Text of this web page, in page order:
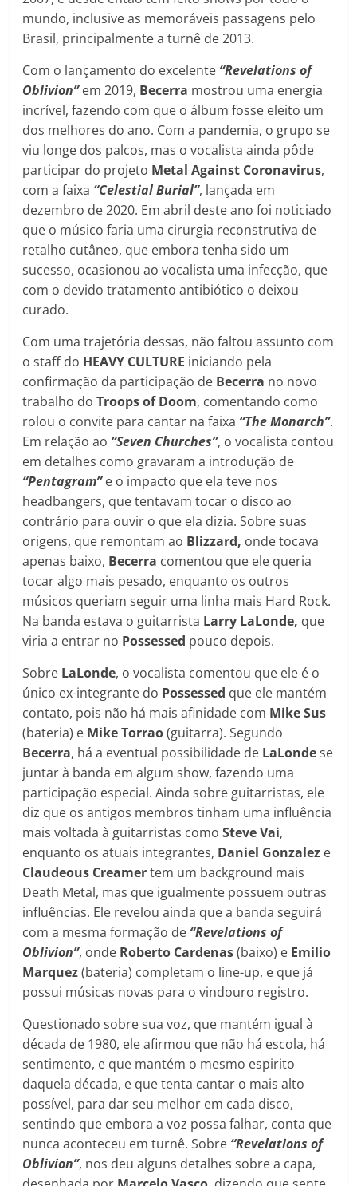
mundo, inclusive as memoráveis passagens pelo
Brasil, principalmente a turnê de 2013.
Com o lançamento do excelente “Revelations of
Oblivion”em 2019, Becerra mostrou uma energia
incrível, fazendo com que o álbum fosse eleito um
dos melhores do ano. Com a pandemia, o grupo se
viu longe dos palcos, mas o vocalista ainda pôde
participar do projeto Metal Against Coronavirus,
com a faixa “Celestial Burial”, lançada em
dezembro de 2020. Em abril deste ano foi noticiado
que o músico faria uma cirurgia reconstrutiva de
retalho cutâneo, que embora tenha sido um
sucesso, ocasionou ao vocalista uma infecção, que
com o devido tratamento antibiótico o deixou
curado.
Com uma trajetória dessas, não faltou assunto com
o staff do HEAVY CULTURE iniciando pela
confirmação da participação de Becerra no novo
trabalho doTroops of Doom, comentando como
rolou o convite para cantar na faixa “The Monarch”.
Em relação ao “Seven Churches”, o vocalista contou
em detalhes como gravaram a introdução de
“Pentagram”e o impacto que ela teve nos
headbangers, que tentavam tocar o disco ao
contrário para ouvir o que ela dizia. Sobre suas
origens, que remontam ao Blizzard, onde tocava
apenas baixo, Becerra comentou que ele queria
tocar algo mais pesado, enquanto os outros
músicos queriam seguir uma linha mais Hard Rock.
Na banda estava o guitarrista Larry LaLonde, que
viria a entrar no Possessed pouco depois.
Sobre LaLonde, o vocalista comentou que ele é o
único ex-integrante do Possessed que ele mantém
contato, pois não há mais afinidade com Mike Sus
(bateria) e Mike Torrao(guitarra). Segundo
Becerra, há a eventual possibilidade de LaLondese
juntar à banda em algum show, fazendo uma
participação especial. Ainda sobre guitarristas, ele
diz que os antigos membros tinham uma influência
mais voltada à guitarristas comoSteve Vai,
enquanto os atuais integrantes, Daniel Gonzalez e
Claudeous Creamertem um background mais
Death Metal, mas que igualmente possuem outras
influências. Ele revelou ainda que a banda seguirá
com a mesma formação de “Revelations of
Oblivion”, onde Roberto Cardenas(baixo) e Emilio
Marquez(bateria) completam o line-up, e que já
possui músicas novas para o vindouro registro.
Questionado sobre sua voz, que mantém igual à
década de 1980, ele afirmou que não há escola, há
sentimento, e que mantém o mesmo espirito
daquela década, e que tenta cantar o mais alto
possível, para dar seu melhor em cada disco,
sentindo que embora a voz possa falhar, conta que
nunca aconteceu em turnê. Sobre “Revelations of
Oblivion”, nos deu alguns detalhes sobre a capa,